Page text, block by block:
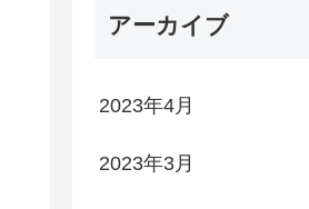
アーカイブ
2023年4月
2023年3月